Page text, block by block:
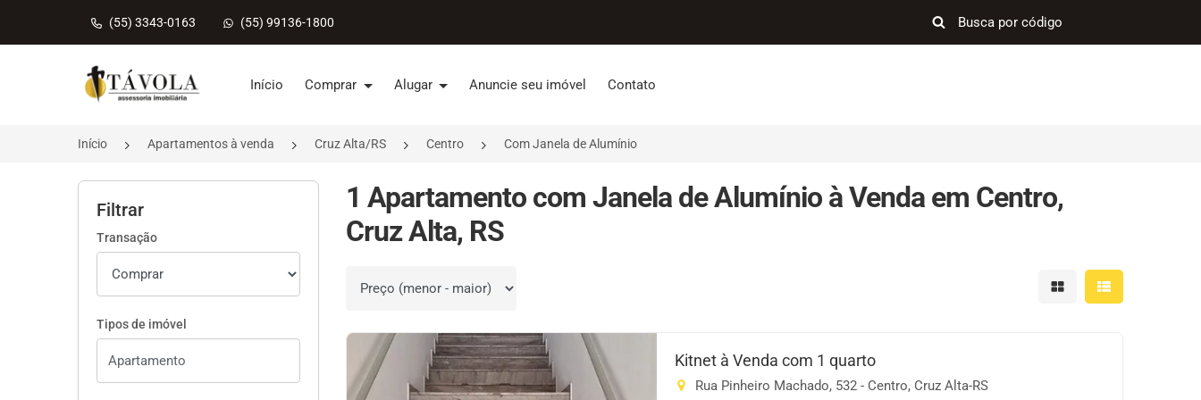
(55) 3343-0163 (55) 99136-1800
Página inicial
Início Comprar Alugar Anuncie seu imóvel Contato
Início Apartamentos à venda Cruz Alta/RS Centro Com Janela de Alumínio
Filtrar
Transação
Tipos de imóvel
1 Apartamento com Janela de Alumínio à Venda em Centro,
Cruz Alta, RS
Ordenar por Mostrar resultados em
Mostrar
Kitnet à Venda com 1 quarto
Rua Pinheiro Machado, 532 - Centro, Cruz Alta-RS